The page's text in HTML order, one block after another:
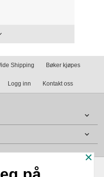
Shipping Bøker kjøpes
Logg inn Kontakt oss
×